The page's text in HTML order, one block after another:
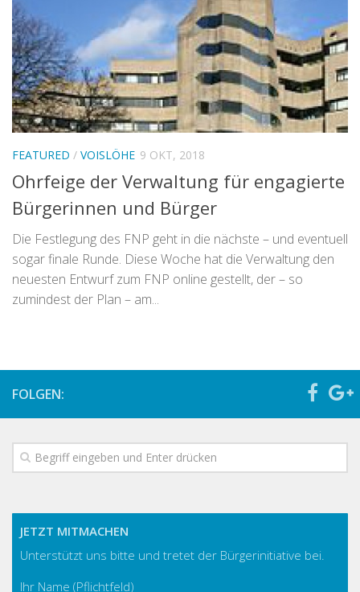
FEATURED / VOISLÖHE 9 OKT, 2018
Ohrfeige der Verwaltung für engagierte
Bürgerinnen und Bürger
Die Festlegung des FNP geht in die nächste – und eventuell
sogar finale Runde. Diese Woche hat die Verwaltung den
neuesten Entwurf zum FNP online gestellt, der – so
zumindest der Plan – am...
FOLGEN:
JETZT MITMACHEN
Unterstützt uns bitte und tretet der Bürgerinitiative bei.
Ihr Name (Pflichtfeld)